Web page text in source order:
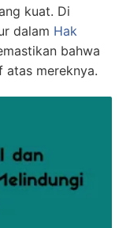
kuat. Di
dalam Hak
bahwa
atas mereknya.